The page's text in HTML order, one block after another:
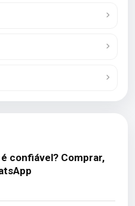
confiável? Comprar,